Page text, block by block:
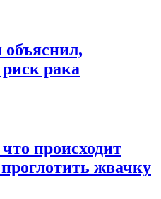
рака
происходит
жвачку